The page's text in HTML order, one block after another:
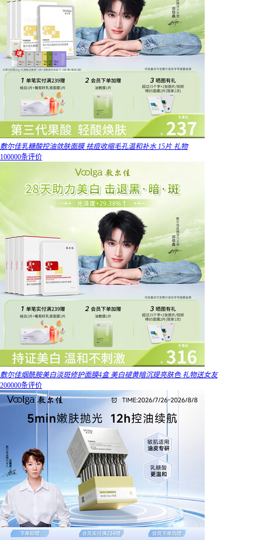
敷尔佳乳糖酸控油敛肤面膜 祛痘收缩毛孔温和补水 15片 礼物
100000条评价
敷尔佳烟酰胺美白淡斑修护面膜4盒 美白褪黄暗沉提亮肤色 礼物送女友
200000条评价